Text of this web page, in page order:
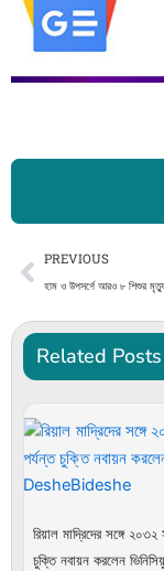
Prev
PREVIOUS
Related Posts
রিয়াল মাদ্রিদের সঙ্গে
চুক্তি নবায়ন করলেন